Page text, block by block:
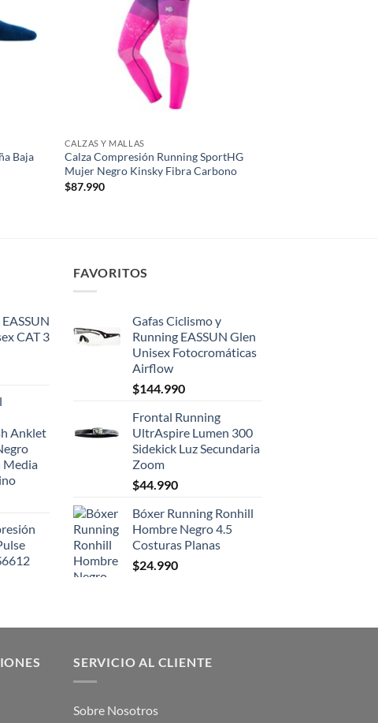
Baja
CALZAS Y MALLAS
Calza Compresión Running SportHG
Mujer Negro Kinsky Fibra Carbono
$87.990
CAT 3
Anklet
Media
FAVORITOS
Gafas Ciclismo y
Running EASSUN Glen
Unisex Fotocromáticas
Airflow
$144.990
Frontal Running
UltrAspire Lumen 300
Sidekick Luz Secundaria
Zoom
$44.990
Bóxer Running Ronhill
Hombre Negro 4.5
Costuras Planas
$24.990
SERVICIO AL CLIENTE
Sobre Nosotros